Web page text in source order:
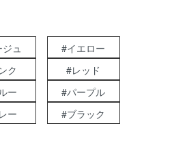
ュ
#イエロー
ク
#レッド
ー
#パープル
ー #ブラック